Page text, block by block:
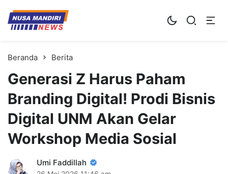
Kampus Digital Bisnis
Universitas Nusa Mandiri
Beranda Berita
Generasi Z Harus Paham
Branding Digital! Prodi Bisnis
Digital UNM Akan Gelar
Workshop Media Sosial
Umi Faddillah